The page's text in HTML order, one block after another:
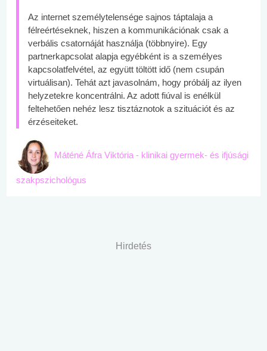
Az internet személytelensége sajnos táptalaja a
félreértéseknek, hiszen a kommunikációnak csak a
verbális csatornáját használja (többnyire). Egy
partnerkapcsolat alapja egyébként is a személyes
kapcsolatfelvétel, az együtt töltött idő (nem csupán
virtuálisan). Tehát azt javasolnám, hogy próbálj az ilyen
helyzetekre koncentrálni. Az adott fiúval is enélkül
feltehetően nehéz lesz tisztáznotok a szituációt és az
érzéseiteket.
Máténé Áfra Viktória - klinikai gyermek- és ifjúsági
szakpszichológus
Hirdetés